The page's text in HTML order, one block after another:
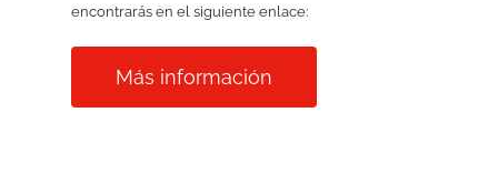
encontrarás en el siguiente enlace:
Más información